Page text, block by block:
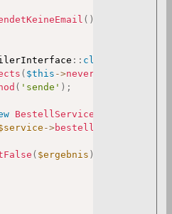
( )
:: class
( $this ->never
( 'sende' ) ;
BestellService
->bestellen
( $ergebnis )